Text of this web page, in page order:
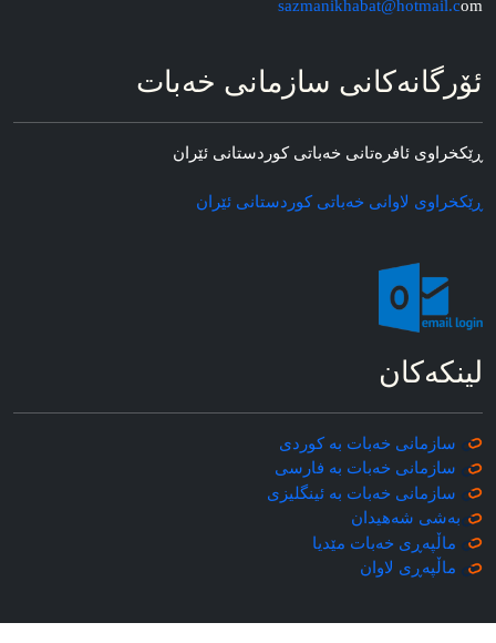
sazmanikhabat@hotmail.com
ئۆرگانه‌کانی سازمانی خه‌بات
ڕێکخراوی ئافره‌تانی خه‌باتی کوردستانی ئێران
ڕێکخراوی لاوانی خه‌باتی کوردستانی ئێران
لینکه‌کان
سازمانی خه‌بات به کوردی
سازمانی خه‌بات به فارسی
سازمانی خه‌بات به ئینگلیزی
به‌شی شه‌هیدان
ماڵپه‌ڕی خه‌بات مێدیا
ماڵپه‌ڕی لاوان